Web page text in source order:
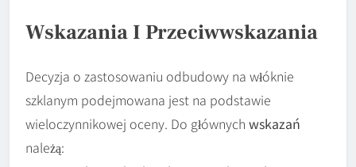
Wskazania I Przeciwwskazania
Decyzja o zastosowaniu odbudowy na włóknie
szklanym podejmowana jest na podstawie
wieloczynnikowej oceny. Do głównych wskazań
należą: